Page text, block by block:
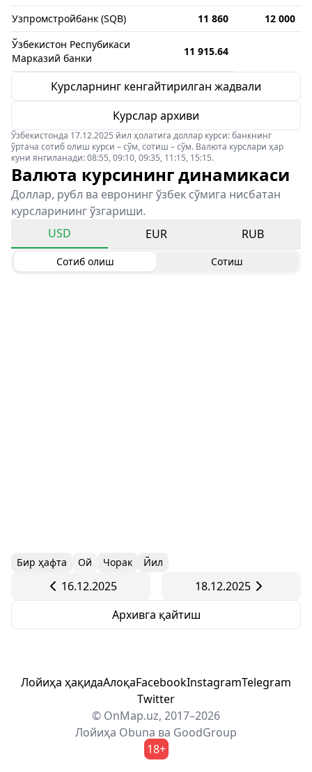
Узпромстройбанк (SQB)
11 860
12 000
Ўзбекистон Респубикаси
Марказий банки
11 915.64
Курсларнинг кенгайтирилган жадвали
Курслар архиви
Ўзбекистонда 17.12.2025 йил ҳолатига доллар курси: банкнинг
ўртача сотиб олиш курси – сўм, сотиш – сўм. Валюта курслари ҳар
куни янгиланади: 08:55, 09:10, 09:35, 11:15, 15:15.
Валюта курсининг динамикаси
Доллар, рубл ва евронинг ўзбек сўмига нисбатан
курсларининг ўзгариши.
USD
EUR RUB
Сотиб олиш Сотиш
Бир ҳафта Ой Чорак Йил
16.12.2025
18.12.2025
Архивга қайтиш
Лойиҳа ҳақидаАлоқаFacebookInstagramTelegram
Twitter
© OnMap.uz, 2017–2026
Лойиҳа Obuna ва GoodGroup
18+